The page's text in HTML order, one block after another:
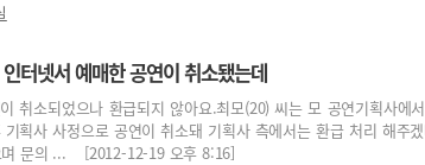
터넷서 예매한 공연이 취소됐는데
취소되었으나 환급되지 않아요.최모(20) 씨는 모 공연기획사에
획사 사정으로 공연이 취소돼 기획사 측에서는 환급 처리 해주
며 문의 ... [2012-12-19 오후 8:16]